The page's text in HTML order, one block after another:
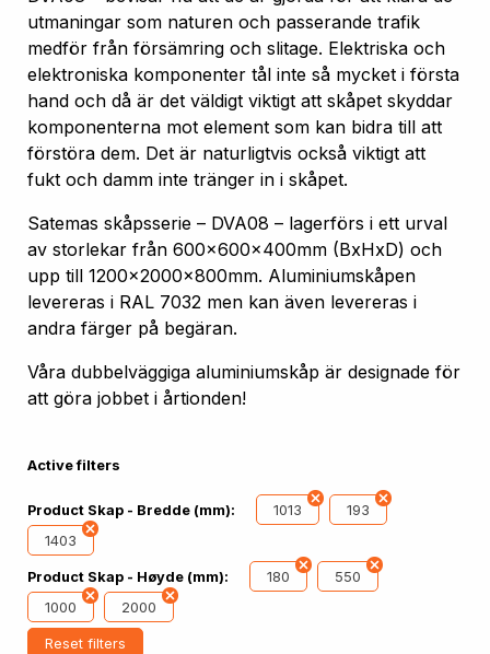
utmaningar som naturen och passerande trafik
medför från försämring och slitage. Elektriska och
elektroniska komponenter tål inte så mycket i första
hand och då är det väldigt viktigt att skåpet skyddar
komponenterna mot element som kan bidra till att
förstöra dem. Det är naturligtvis också viktigt att
fukt och damm inte tränger in i skåpet.
Satemas skåpsserie – DVA08 – lagerförs i ett urval
av storlekar från 600x600x400mm (BxHxD) och
upp till 1200x2000x800mm. Aluminiumskåpen
levereras i RAL 7032 men kan även levereras i
andra färger på begäran.
Våra dubbelväggiga aluminiumskåp är designade för
att göra jobbet i årtionden!
Active filters
Product Skap - Bredde (mm): 1013
193
1403
Product Skap - Høyde (mm): 180
550
1000
2000
Reset filters